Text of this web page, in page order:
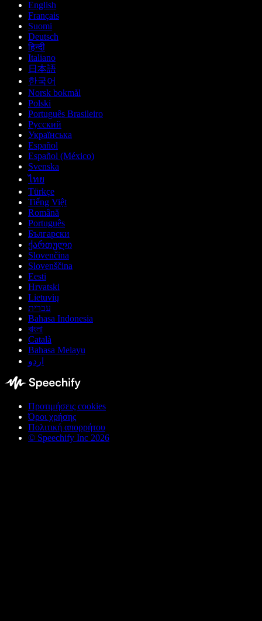
English
Français
Suomi
Deutsch
हिन्दी
Italiano
日本語
한국어
Norsk bokmål
Polski
Português Brasileiro
Русский
Українська
Español
Español (México)
Svenska
ไทย
Türkçe
Tiếng Việt
Română
Português
Български
ქართული
Slovenčina
Slovenščina
Eesti
Hrvatski
Lietuvių
עברית
Bahasa Indonesia
বাংলা
Català
Bahasa Melayu
اردو
Προτιμήσεις cookies
Όροι χρήσης
Πολιτική απορρήτου
© Speechify Inc 2026